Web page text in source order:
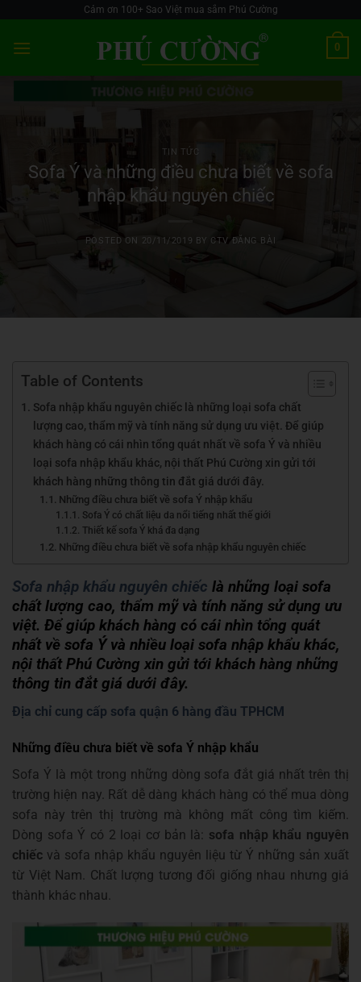
content
Cảm ơn 100+ Sao Việt mua sắm Phú Cường
0
TIN TỨC
Sofa Ý và những điều chưa biết về sofa
nhập khẩu nguyên chiếc
POSTED ON 20/11/2019 BY CTV ĐĂNG BÀI
Table of Contents
Sofa nhập khẩu nguyên chiếc là những loại sofa chất
lượng cao, thẩm mỹ và tính năng sử dụng ưu việt. Để giúp
khách hàng có cái nhìn tổng quát nhất về sofa Ý và nhiều
loại sofa nhập khẩu khác, nội thất Phú Cường xin gửi tới
khách hàng những thông tin đắt giá dưới đây.
Những điều chưa biết về sofa Ý nhập khẩu
Sofa Ý có chất liệu da nổi tiếng nhất thế giới
Thiết kế sofa Ý khá đa dạng
Những điều chưa biết về sofa nhập khẩu nguyên chiếc
Sofa nhập khẩu nguyên chiếc là những loại sofa
chất lượng cao, thẩm mỹ và tính năng sử dụng ưu
việt. Để giúp khách hàng có cái nhìn tổng quát
nhất về sofa Ý và nhiều loại sofa nhập khẩu khác,
nội thất Phú Cường xin gửi tới khách hàng những
thông tin đắt giá dưới đây.
Địa chỉ cung cấp sofa quận 6 hàng đầu TPHCM
Những điều chưa biết về sofa Ý nhập khẩu
Sofa Ý là một trong những dòng sofa đắt giá nhất trên thị
trường hiện nay. Rất dễ dàng khách hàng có thể mua dòng
sofa này trên thị trường mà không mất công tìm kiếm.
Dòng sofa Ý có 2 loại cơ bản là: sofa nhập khẩu nguyên
chiếc và sofa nhập khẩu nguyên liệu từ Ý những sản xuất
từ Việt Nam. Chất lượng tương đối giống nhau nhưng giá
thành khác nhau.